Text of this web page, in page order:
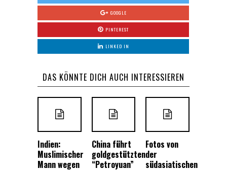
GOOGLE
PINTEREST
LINKED IN
DAS KÖNNTE DICH AUCH INTERESSIEREN
Indien:
Muslimischer
Mann wegen
China führt
goldgestützten
“Petroyuan”
Fotos von
der
südasiatischen